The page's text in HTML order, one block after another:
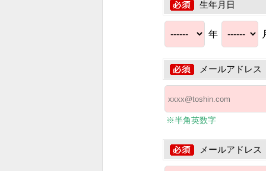
生年月日
年
メールアドレス
※半角英数字
メールアドレス